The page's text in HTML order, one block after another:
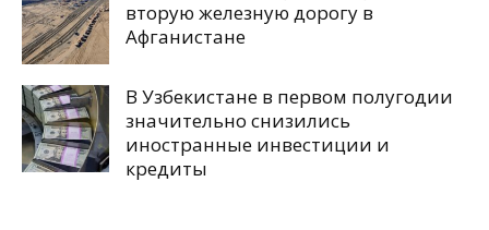
вторую железную дорогу в
Афганистане
В Узбекистане в первом полугодии
значительно снизились
иностранные инвестиции и
кредиты